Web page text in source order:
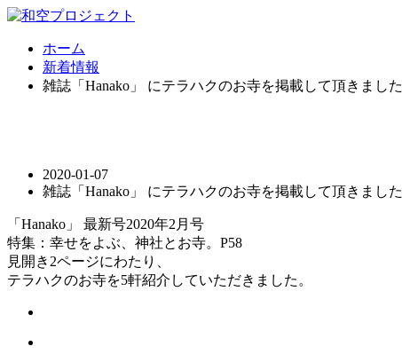
ホーム
新着情報
雑誌「Hanako」 にテラハクのお寺を掲載して頂きました
2020-01-07
雑誌「Hanako」 にテラハクのお寺を掲載して頂きました
「Hanako」 最新号2020年2月号
特集：幸せをよぶ、神社とお寺。P58
見開き2ページにわたり、
テラハクのお寺を5軒紹介していただきました。